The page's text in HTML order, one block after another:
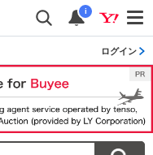
i
ログイン